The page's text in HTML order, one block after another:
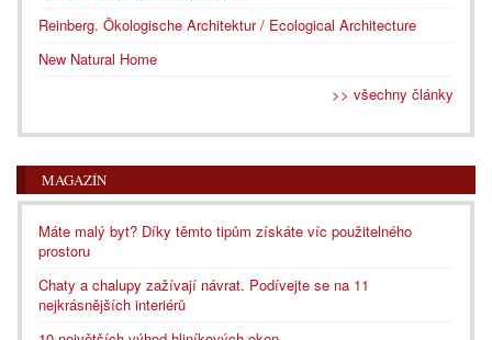
Reinberg. Ökologische Architektur / Ecological Architecture
New Natural Home
>> všechny články
MAGAZÍN
Máte malý byt? Díky těmto tipům získáte víc použitelného
prostoru
Chaty a chalupy zažívají návrat. Podívejte se na 11
nejkrásnějších interiérů